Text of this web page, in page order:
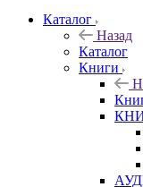
Каталог
Назад
Каталог
Книги